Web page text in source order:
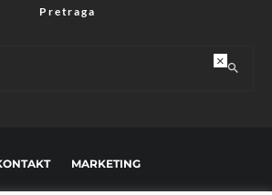
Pretraga
MARKETING
×